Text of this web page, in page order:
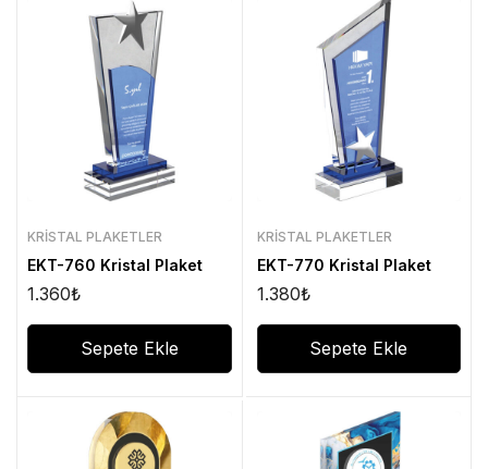
KRISTAL PLAKETLER
EKT-760 Kristal Plaket
1.360₺
Sepete Ekle
KRISTAL PLAKETLER
EKT-770 Kristal Plaket
1.380₺
Sepete Ekle